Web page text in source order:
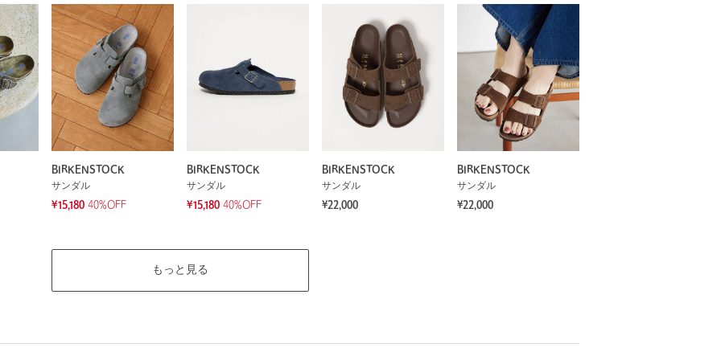
BIRKENSTOCK
サンダル
¥15,180 40%OFF
BIRKENSTOCK
サンダル
¥15,180 40%OFF
BIRKENSTOCK
サンダル
¥22,000
BIRKENSTOCK
サンダル
¥22,000
もっと見る